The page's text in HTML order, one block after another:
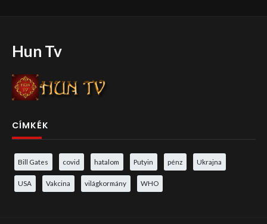
Hun Tv
CÍMKÉK
Bill Gates covid hatalom Putyin pénz Ukrajna
USA Vakcina világkormány WHO